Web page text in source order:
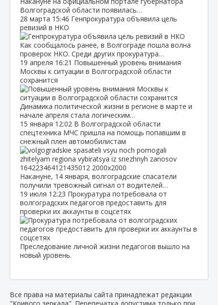
Волгоградской области появилась…
28 марта 15:46 Генпрокуратура объявила цель
ревизий в НКО
Как сообщалось ранее, в Волгограде пошла волна
проверок НКО. Среди других прокуратура…
19 апреля 16:21 Повышенный уровень внимания
Москвы к ситуации в Волгоградской области
сохранится
Динамика политической жизни в регионе в марте и
начале апреля стала логическим…
15 января 12:02 В Волгоградской области
спецтехника МЧС пришла на помощь попавшим в
снежный плен автомобилистам
Накануне, 14 января, волгоградские спасатели
получили тревожный сигнал от водителей…
19 июля 12:23 Прокуратура потребовала от
волгоградских педагогов предоставить для
проверки их аккаунты в соцсетях
Преследование личной жизни педагогов вышло на
новый уровень.
Все права на материалы сайта принадлежат редакции